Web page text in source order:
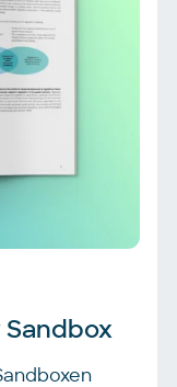
Sandbox